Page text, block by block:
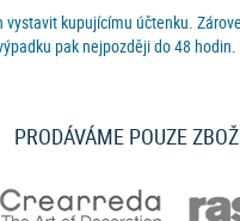
kupujícímu účtenku.
pak nejpozději do 48 hodin.
PRODÁVÁME POUZE